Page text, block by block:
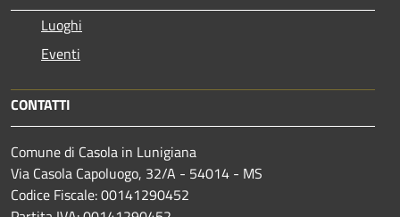
Luoghi
Eventi
CONTATTI
Comune di Casola in Lunigiana
Via Casola Capoluogo, 32/A - 54014 - MS
Codice Fiscale: 00141290452